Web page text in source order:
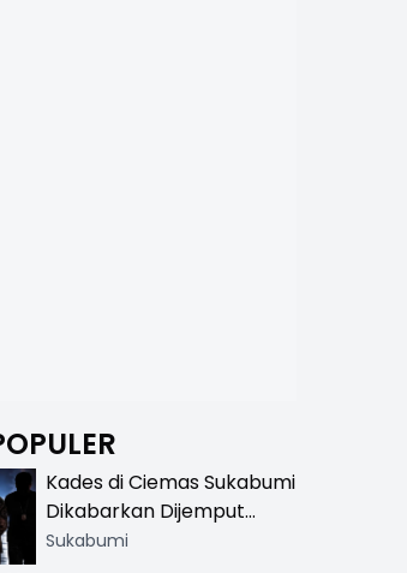
Kades di Ciemas Sukabumi
Dikabarkan Dijemput
Satnarkoba, Polisi
Sukabumi